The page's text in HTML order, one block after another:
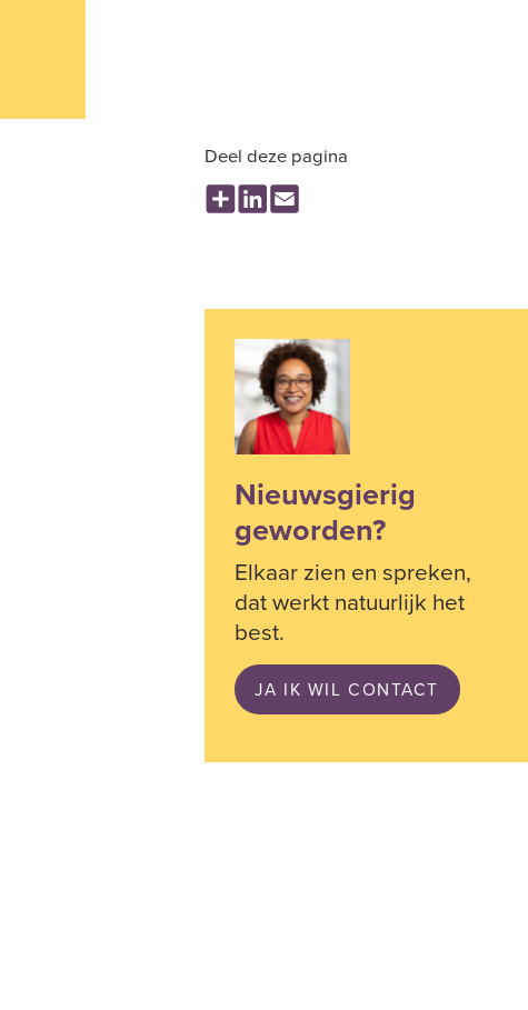
Deel deze pagina
ShareLinkedIn
Email
Nieuwsgierig
geworden?
Elkaar zien en spreken,
dat werkt natuurlijk het
best.
JA IK WIL CONTACT